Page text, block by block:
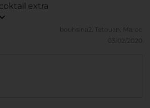
extra
bouhsina2.
Tetouan, Maroc
03/02/2020